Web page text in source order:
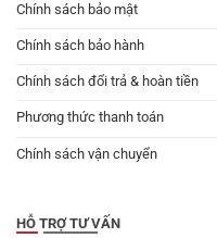
Chính sách bảo mật
Chính sách bảo hành
Chính sách đổi trả & hoàn tiền
Phương thức thanh toán
Chính sách vận chuyển
HỖ TRỢ TƯ VẤN